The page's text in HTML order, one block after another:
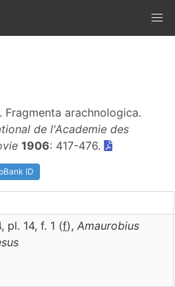
Fragmenta arachnologica.
de l'Academie des
1906: 417-476.
ID
pl. 14, f. 1 (f), Amaurobius